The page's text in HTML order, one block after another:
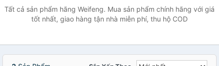
Tất cả sản phẩm hãng Weifeng. Mua sản phẩm chính hãng với giá
tốt nhất, giao hàng tận nhà miễn phí, thu hộ COD